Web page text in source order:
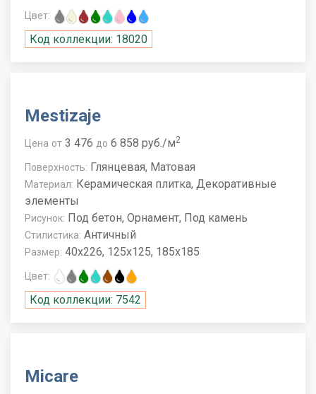
Цвет:
Код коллекции: 18020
Mestizaje
Цена от 3 476 до 6 858 руб./м2
Поверхность: Глянцевая, Матовая
Материал: Керамическая плитка, Декоративные
элементы
Рисунок: Под бетон, Орнамент, Под камень
Стилистика: Античный
Размер: 40x226, 125x125, 185x185
Цвет:
Код коллекции: 7542
Micare